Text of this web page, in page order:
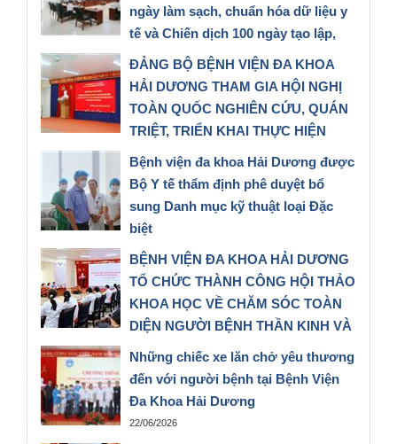
ngày làm sạch, chuẩn hóa dữ liệu y
tế và Chiến dịch 100 ngày tạo lập,
cập nhật Sổ sức khỏe điện tử trên
VneID
15/07/2026
ĐẢNG BỘ BỆNH VIỆN ĐA KHOA
HẢI DƯƠNG THAM GIA HỘI NGHỊ
TOÀN QUỐC NGHIÊN CỨU, QUÁN
TRIỆT, TRIỂN KHAI THỰC HIỆN
NGHỊ QUYẾT SỐ 10-NQ/TW CỦA
BỘ CHÍNH TRỊ
Bệnh viện đa khoa Hải Dương được
Bộ Y tế thẩm định phê duyệt bổ
sung Danh mục kỹ thuật loại Đặc
biệt
27/06/2026
BỆNH VIỆN ĐA KHOA HẢI DƯƠNG
TỔ CHỨC THÀNH CÔNG HỘI THẢO
KHOA HỌC VỀ CHĂM SÓC TOÀN
DIỆN NGƯỜI BỆNH THẦN KINH VÀ
TIM MẠCH
Những chiếc xe lăn chở yêu thương
đến với người bệnh tại Bệnh Viện
Đa Khoa Hải Dương
22/06/2026